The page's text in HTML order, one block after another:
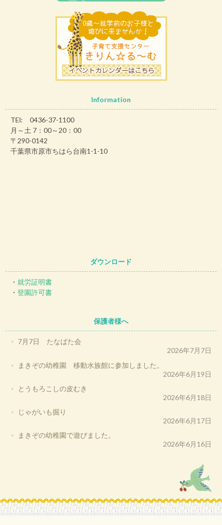
Information
TEl: 0436-37-1100
月～土 7：00～20：00
〒290-0142
千葉県市原市ちはら台南1-1-10
ダウンロード
・就労証明書
・登園許可書
保護者様へ
7月7日 たなばた会
2026年7月7日
まきぞの幼稚園 移動水族館に参加しました。
2026年6月19日
とうもろこしの皮むき
2026年6月18日
じゃがいも掘り
2026年6月17日
まきぞの幼稚園で遊びました。
2026年6月16日